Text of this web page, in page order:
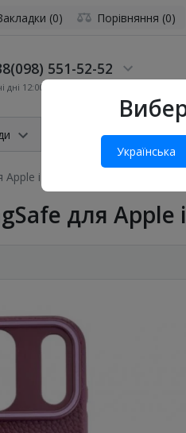
Українська
(0) Порівняння (0)
551-52-52
12:00 до 19:00
iPhone 17 Air (6.5") Sunset
для